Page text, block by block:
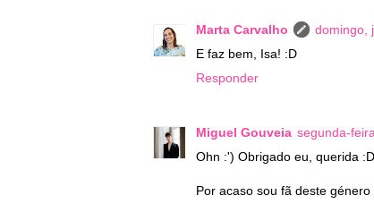
Marta Carvalho
domingo,
E faz bem, Isa! :D
Responder
Miguel Gouveia segunda-
Ohn :') Obrigado eu, querida :D
Por acaso sou fã deste